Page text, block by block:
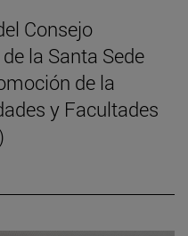
Consejo
la Santa Sede
de la
y Facultades